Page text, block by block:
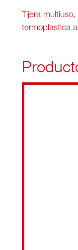
Tijera
termoplastica